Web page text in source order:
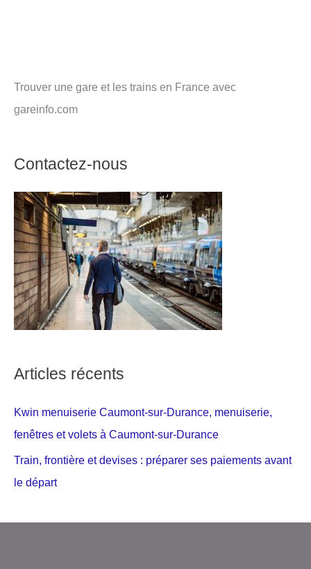
Trouver une gare et les trains en France avec
gareinfo.com
Contactez-nous
Articles récents
Kwin menuiserie Caumont-sur-Durance, menuiserie,
fenêtres et volets à Caumont-sur-Durance
Train, frontière et devises : préparer ses paiements avant
le départ